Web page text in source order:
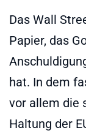
Das Wall
Papier, das
hat. In dem
vor allem die
Haltung der